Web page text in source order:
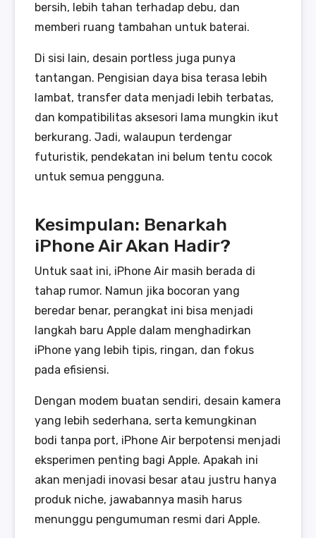
bersih, lebih tahan terhadap debu, dan
memberi ruang tambahan untuk baterai.
Di sisi lain, desain portless juga punya
tantangan. Pengisian daya bisa terasa lebih
lambat, transfer data menjadi lebih terbatas,
dan kompatibilitas aksesori lama mungkin ikut
berkurang. Jadi, walaupun terdengar
futuristik, pendekatan ini belum tentu cocok
untuk semua pengguna.
Kesimpulan: Benarkah
iPhone Air Akan Hadir?
Untuk saat ini, iPhone Air masih berada di
tahap rumor. Namun jika bocoran yang
beredar benar, perangkat ini bisa menjadi
langkah baru Apple dalam menghadirkan
iPhone yang lebih tipis, ringan, dan fokus
pada efisiensi.
Dengan modem buatan sendiri, desain kamera
yang lebih sederhana, serta kemungkinan
bodi tanpa port, iPhone Air berpotensi menjadi
eksperimen penting bagi Apple. Apakah ini
akan menjadi inovasi besar atau justru hanya
produk niche, jawabannya masih harus
menunggu pengumuman resmi dari Apple.